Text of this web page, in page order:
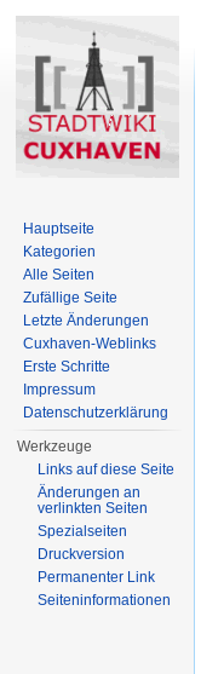
Hauptseite
Kategorien
Alle Seiten
Zufällige Seite
Letzte Änderungen
Cuxhaven-Weblinks
Erste Schritte
Impressum
Datenschutzerklärung
Werkzeuge
Links auf diese Seite
Änderungen an
verlinkten Seiten
Spezialseiten
Druckversion
Permanenter Link
Seiten­informationen